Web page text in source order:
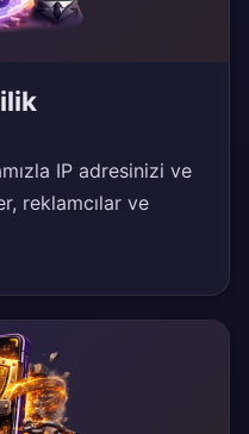
IP adresinizi ve
reklamcılar ve